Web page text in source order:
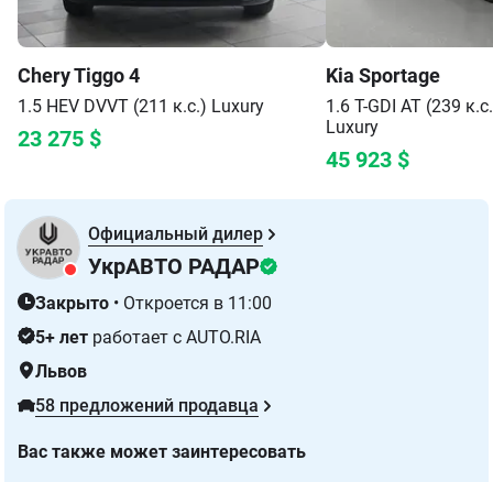
CheryTiggo 4
1.5 HEV DVVT (211 к.с.) Luxury
23 275 $
Kia Sportage
1.6 T-GDI AT (239
Luxury
45 923 $
Официальный дилер
УкрАВТО РАДАР
Закрыто • Откроется в 11:00
5+ лет работает с AUTO.RIA
Львов
58 предложений продавца
Вас также может заинтересовать